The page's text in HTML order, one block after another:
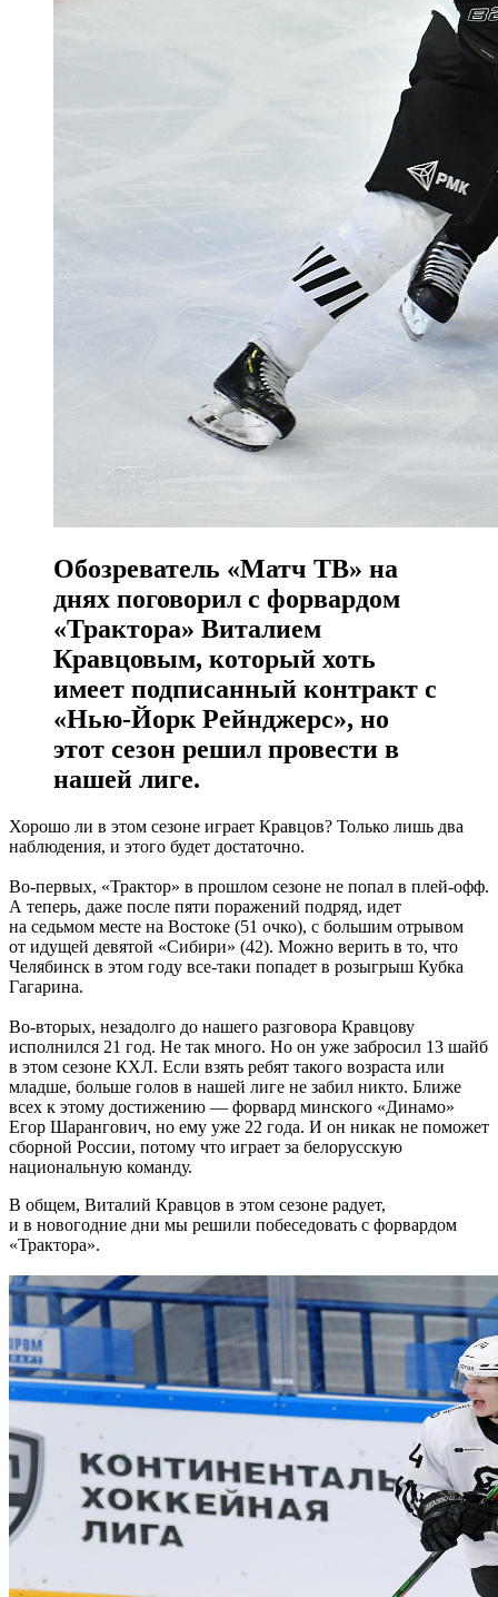
Обозреватель «Матч ТВ» на
днях поговорил с форвардом
«Трактора» Виталием
Кравцовым, который хоть
имеет подписанный контракт с
«Нью-Йорк Рейнджерс», но
этот сезон решил провести в
нашей лиге.
Хорошо ли в этом сезоне играет Кравцов? Только лишь два
наблюдения, и этого будет достаточно.
Во-первых, «Трактор» в прошлом сезоне не попал в плей-офф.
А теперь, даже после пяти поражений подряд, идет
на седьмом месте на Востоке (51 очко), с большим отрывом
от идущей девятой «Сибири» (42). Можно верить в то, что
Челябинск в этом году все-таки попадет в розыгрыш Кубка
Гагарина.
Во-вторых, незадолго до нашего разговора Кравцову
исполнился 21 год. Не так много. Но он уже забросил 13 шайб
в этом сезоне КХЛ. Если взять ребят такого возраста или
младше, больше голов в нашей лиге не забил никто. Ближе
всех к этому достижению — форвард минского «Динамо»
Егор Шарангович, но ему уже 22 года. И он никак не поможет
сборной России, потому что играет за белорусскую
национальную команду.
В общем, Виталий Кравцов в этом сезоне радует,
и в новогодние дни мы решили побеседовать с форвардом
«Трактора».